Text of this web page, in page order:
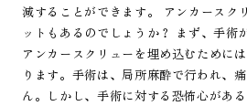
減することができます。 アンカースク
ットもあるのでしょうか？ まず、手術
アンカースクリューを埋め込むために
ります。手術は、局所麻酔で行われ、
ん。しかし、手術に対する恐怖心があ